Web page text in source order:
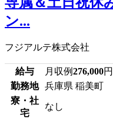
ン...
フジアルテ株式会社
給与 月収例276,000円
勤務地
兵庫県 稲美町
寮・社
宅
なし